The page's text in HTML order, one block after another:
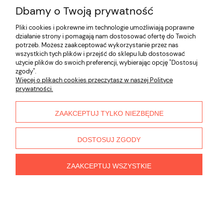
Opinie o produkcie (0)
Informacje
Płatności i dostawa
O nas
Dbamy o Twoją prywatność
Pliki cookies i pokrewne im technologie umożliwiają poprawne
działanie strony i pomagają nam dostosować ofertę do Twoich
potrzeb. Możesz zaakceptować wykorzystanie przez nas
wszystkich tych plików i przejść do sklepu lub dostosować
użycie plików do swoich preferencji, wybierając opcję "Dostosuj
zgody".
Więcej o plikach cookies przeczytasz w naszej Polityce
prywatności.
ZAAKCEPTUJ TYLKO NIEZBĘDNE
DOSTOSUJ ZGODY
ZAAKCEPTUJ WSZYSTKIE